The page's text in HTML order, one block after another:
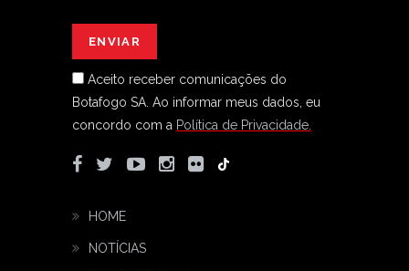
Aceito receber comunicações do
Botafogo SA. Ao informar meus dados, eu
concordo com a Política de Privacidade.
HOME
NOTÍCIAS